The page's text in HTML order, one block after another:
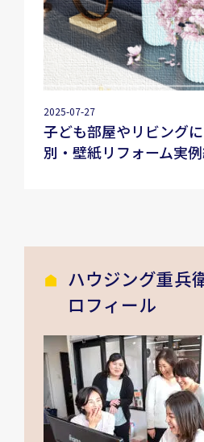
2025-07-27
子ども部屋やリビング
別・壁紙リフォーム実
ハウジング重兵
ロフィール